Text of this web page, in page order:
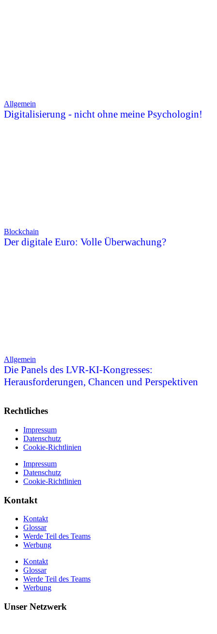
Allgemein
Digitalisierung - nicht ohne meine Psychologin!
Blockchain
Der digitale Euro: Volle Überwachung?
Allgemein
Die Panels des LVR-KI-Kongresses:
Herausforderungen, Chancen und Perspektiven
Rechtliches
Impressum
Datenschutz
Cookie-Richtlinien
Impressum
Datenschutz
Cookie-Richtlinien
Kontakt
Kontakt
Glossar
Werde Teil des Teams
Werbung
Kontakt
Glossar
Werde Teil des Teams
Werbung
Unser Netzwerk